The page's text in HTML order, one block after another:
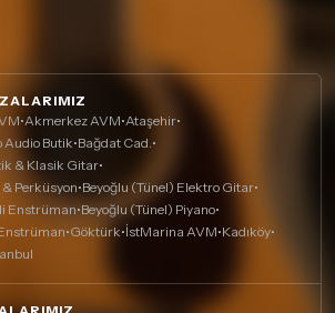
•Akmerkez AVM•Ataşehir•
Audio Butik•Bağdat Cad.•
& Klasik Gitar•
Perküsyon•Beyoğlu (Tünel) Elektro Gitar•
Enstrüman•Beyoğlu (Tünel) Piyano•
•Göktürk•İstMarina AVM•Kadıköy•